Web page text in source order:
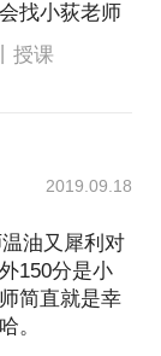
找小荻老师
授课
2019.09.18
油又犀利对
150分是小
简直就是幸
。